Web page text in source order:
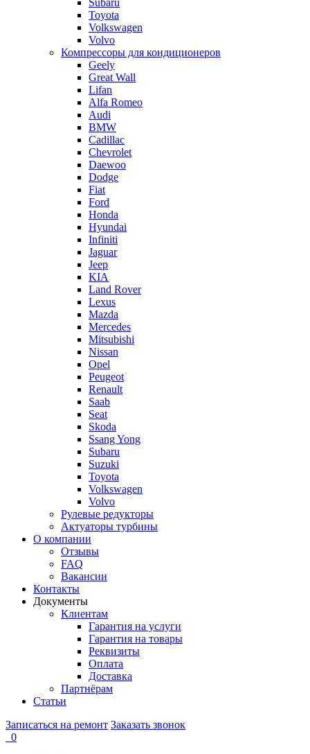
Subaru
Toyota
Volkswagen
Volvo
Компрессоры для кондиционеров
Geely
Great Wall
Lifan
Alfa Romeo
Audi
BMW
Cadillac
Chevrolet
Daewoo
Dodge
Fiat
Ford
Honda
Hyundai
Infiniti
Jaguar
Jeep
KIA
Land Rover
Lexus
Mazda
Mercedes
Mitsubishi
Nissan
Opel
Peugeot
Renault
Saab
Seat
Skoda
Ssang Yong
Subaru
Suzuki
Toyota
Volkswagen
Volvo
Рулевые редукторы
Актуаторы турбины
О компании
Отзывы
FAQ
Вакансии
Контакты
Документы
Клиентам
Гарантия на услуги
Гарантия на товары
Реквизиты
Оплата
Доставка
Партнёрам
Статьи
Записаться на ремонт Заказать звонок
0